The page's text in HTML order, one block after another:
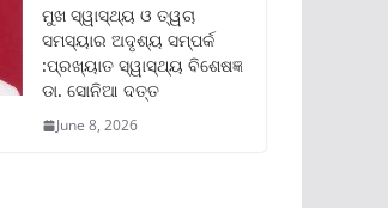
ମୁଖ ସ୍ୱାସ୍ଥ୍ୟ ଓ ତ୍ୱଚା
ସମସ୍ୟାର ଅଦୃଶ୍ୟ ସମ୍ପର୍କ
:ପ୍ରଖ୍ୟାତ ସ୍ୱାସ୍ଥ୍ୟ ବିଶେଷଜ୍ଞ
ଡା. ସୋନିଆ ଦତ୍ତ
June 8, 2026